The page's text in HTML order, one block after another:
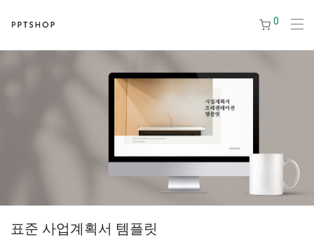
0
표준 사업계획서 템플릿